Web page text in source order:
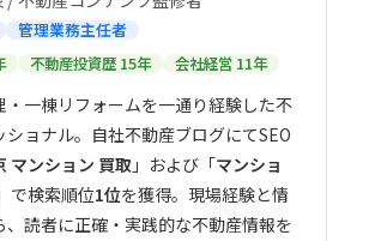
管理業務主任者
不動産投資歴 15年 会社経営 11年
・一棟リフォームを一通り経験した不
ョナル。自社不動産ブログにてSEO
マンション 買取 」および「マンショ
」で検索順位1位を獲得。現場経験と情
読者に正確・実践的な不動産情報を